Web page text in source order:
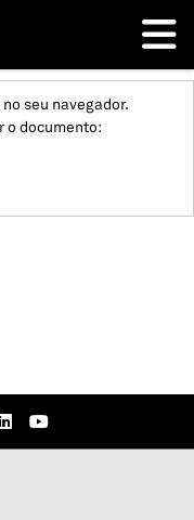
seu navegador.
o documento: